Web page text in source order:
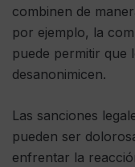
combinen de
por ejemplo, la
puede permitir que
desanonimicen.
Las sanciones
pueden ser
enfrentar la